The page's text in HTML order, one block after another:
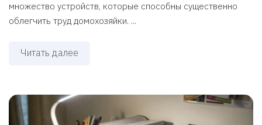
множество устройств, которые способны существенно
облегчить труд домохозяйки. ...
Читать далее